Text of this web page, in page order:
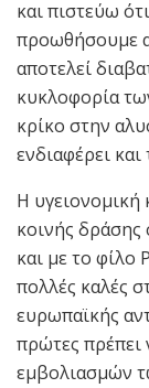
και πιστεύω
προωθήσουμε
αποτελεί
κυκλοφορία
κρίκο στην
ενδιαφέρει
Η υγειονομική
κοινής δράσης
και με το φίλο
πολλές καλές
ευρωπαϊκής
πρώτες πρέπει
εμβολιασμών